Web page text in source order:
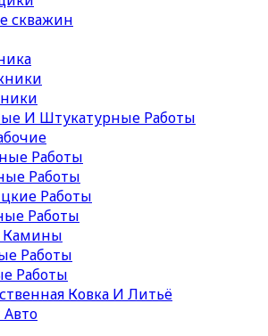
скважин
И Штукатурные Работы
Работы
Работы
Работы
Работы
Камины
Работы
Работы
Ковка И Литьё